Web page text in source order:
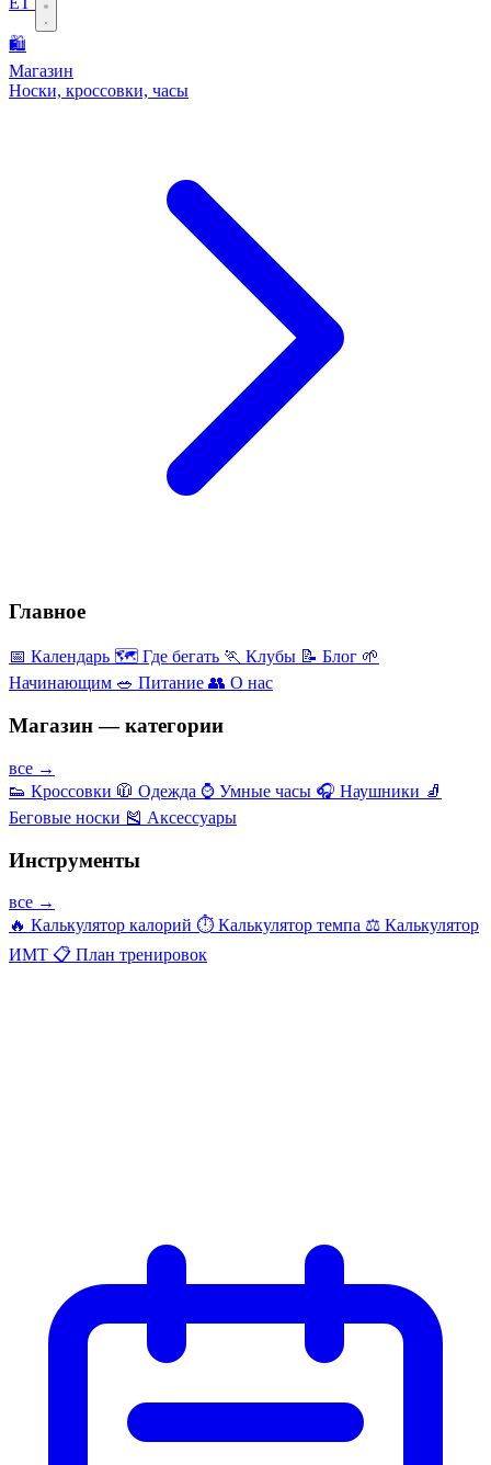
🛍️
Магазин
Носки, кроссовки, часы
Главное
📅 Календарь 🗺️ Где бегать 🏃 Клубы 📝 Блог 🌱
Начинающим 🥗 Питание 👥 О нас
Магазин — категории
все →
👟 Кроссовки 🧥 Одежда ⌚ Умные часы 🎧 Наушники 🧦
Беговые носки 🎽 Аксессуары
Инструменты
все →
🔥 Калькулятор калорий ⏱️ Калькулятор темпа ⚖️ Калькулятор
ИМТ 📋 План тренировок